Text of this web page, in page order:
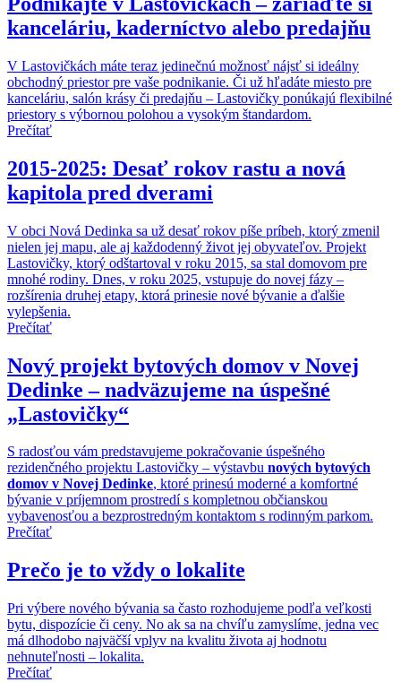
kanceláriu, kaderníctvo alebo predajňu
V Lastovičkách máte teraz jedinečnú možnosť nájsť si ideálny
obchodný priestor pre vaše podnikanie. Či už hľadáte miesto pre
kanceláriu, salón krásy či predajňu – Lastovičky ponúkajú flexibilné
priestory s výbornou polohou a vysokým štandardom.
Prečítať
2015-2025: Desať rokov rastu a nová
kapitola pred dverami
V obci Nová Dedinka sa už desať rokov píše príbeh, ktorý zmenil
nielen jej mapu, ale aj každodenný život jej obyvateľov. Projekt
Lastovičky, ktorý odštartoval v roku 2015, sa stal domovom pre
mnohé rodiny. Dnes, v roku 2025, vstupuje do novej fázy –
rozšírenia druhej etapy, ktorá prinesie nové bývanie a ďalšie
vylepšenia.
Prečítať
Nový projekt bytových domov v Novej
Dedinke – nadväzujeme na úspešné
„Lastovičky“
S radosťou vám predstavujeme pokračovanie úspešného
rezidenčného projektu Lastovičky – výstavbu nových bytových
domov v Novej Dedinke, ktoré prinesú moderné a komfortné
bývanie v príjemnom prostredí s kompletnou občianskou
vybavenosťou a bezprostredným kontaktom s rodinným parkom.
Prečítať
Prečo je to vždy o lokalite
Pri výbere nového bývania sa často rozhodujeme podľa veľkosti
bytu, dispozície či ceny. No ak sa na chvíľu zamyslíme, jedna vec
má dlhodobo najväčší vplyv na kvalitu života aj hodnotu
nehnuteľnosti – lokalita.
Prečítať